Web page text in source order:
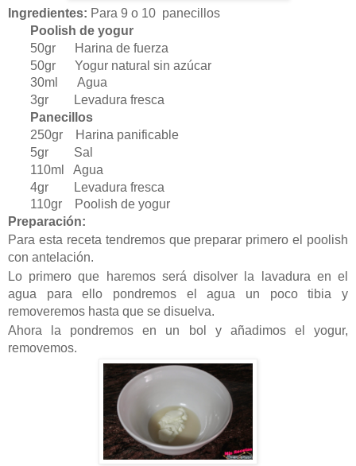
Ingredientes: Para 9 o 10 panecillos
Poolish de yogur
50gr Harina de fuerza
50gr Yogur natural sin azúcar
30ml Agua
3gr Levadura fresca
Panecillos
250gr Harina panificable
5gr Sal
110ml Agua
4gr Levadura fresca
110gr Poolish de yogur
Preparación:
Para esta receta tendremos que preparar primero el poolish
con antelación.
Lo primero que haremos será disolver la lavadura en el
agua para ello pondremos el agua un poco tibia y
removeremos hasta que se disuelva.
Ahora la pondremos en un bol y añadimos el yogur,
removemos.